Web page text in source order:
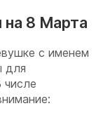
8 Марта
с именем
для
числе